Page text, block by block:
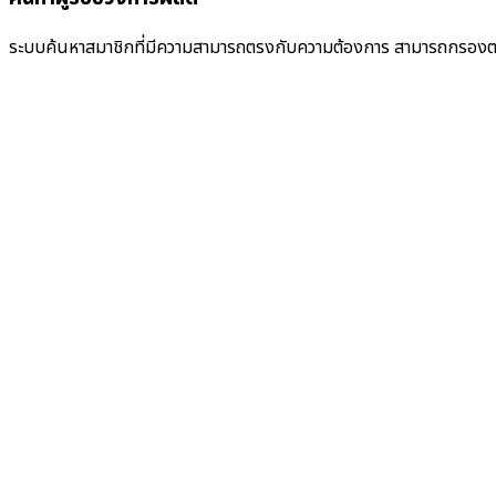
ระบบค้นหาสมาชิกที่มีความสามารถตรงกับความต้องการ สามารถกรอง